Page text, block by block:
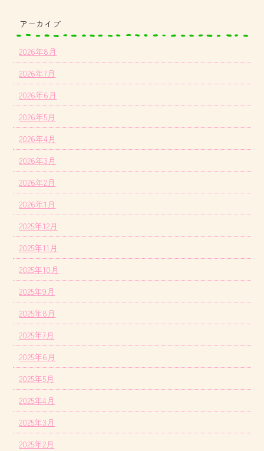
アーカイブ
2026年8月
2026年7月
2026年6月
2026年5月
2026年4月
2026年3月
2026年2月
2026年1月
2025年12月
2025年11月
2025年10月
2025年9月
2025年8月
2025年7月
2025年6月
2025年5月
2025年4月
2025年3月
2025年2月